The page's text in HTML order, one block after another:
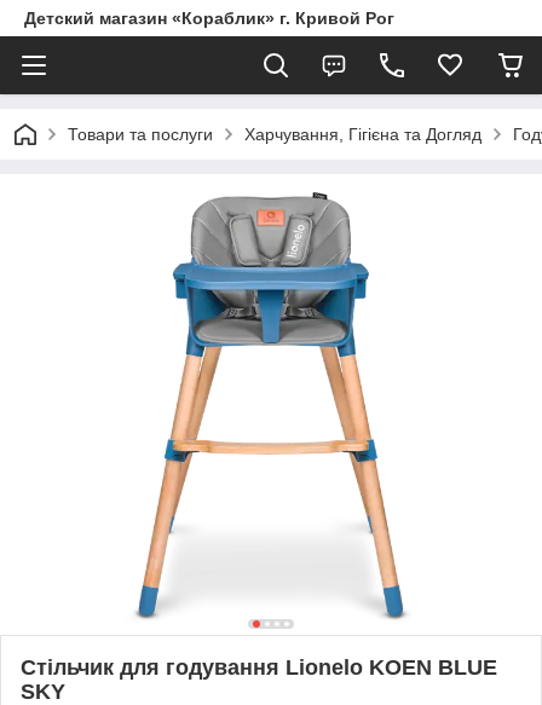
Детский магазин «Кораблик» г. Кривой Рог
Товари та послуги Харчування, Гігієна та Догляд
Стільчик для годування Lionelo KOEN BLUE
SKY